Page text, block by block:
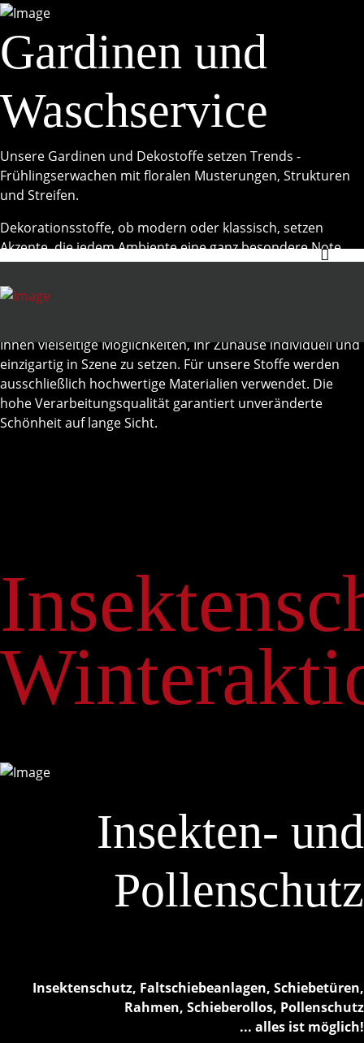
Gardinen und
Waschservice
Unsere Gardinen und Dekostoffe setzen Trends -
Frühlingserwachen mit floralen Musterungen, Strukturen
und Streifen.
Dekorationsstoffe, ob modern oder klassisch, setzen
Akzente, die jedem Ambiente eine ganz besondere Note
verleihen. Nie waren Trends und Designmöglichkeiten so
vielfältig wie heute. Eine reiche Auswahl an Stoffen, von
transparenten Stores über halb-transparente und lichte
Ihnen vielseitige Möglichkeiten, Ihr Zuhause individuell und
einzigartig in Szene zu setzen. Für unsere Stoffe werden
ausschließlich hochwertige Materialien verwendet. Die
hohe Verarbeitungsqualität garantiert unveränderte
Schönheit auf lange Sicht.
Insekten- und
Pollenschutz
Insektenschutz, Faltschiebeanlagen, Schiebetüren,
Rahmen, Schieberollos, Pollenschutz
... alles ist möglich!